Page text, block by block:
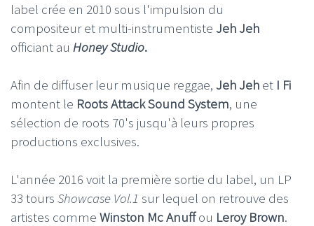
label crée en 2010 sous l'impulsion du
compositeur et multi-instrumentiste Jeh Jeh
officiant au Honey Studio.
Afin de diffuser leur musique reggae, Jeh Jeh et I Fi
montent le Roots Attack Sound System, une
sélection de roots 70's jusqu'à leurs propres
productions exclusives.
L'année 2016 voit la première sortie du label, un LP
33 tours Showcase Vol.1 sur lequel on retrouve des
artistes comme Winston Mc Anuffou Leroy Brown.